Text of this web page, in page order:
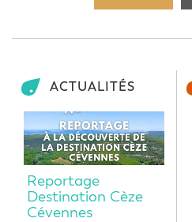
ACTUALITÉS
Reportage
Destination Cèze
Cévennes